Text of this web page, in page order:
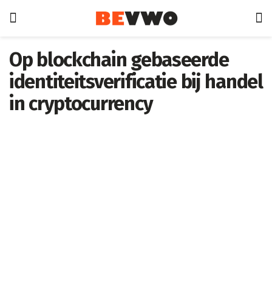
Op blockchain gebaseerde
identiteitsverificatie bij handel
in cryptocurrency